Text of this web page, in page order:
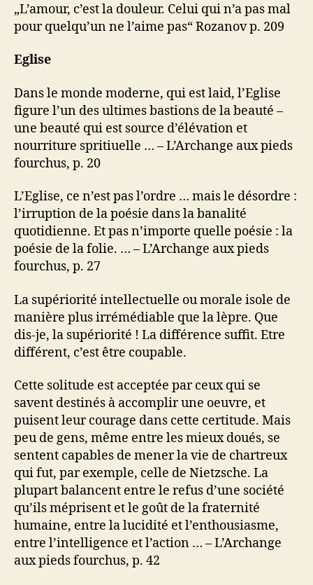
„L’amour, c’est la douleur. Celui qui n’a pas mal
pour quelqu’un ne l’aime pas“ Rozanov p. 209
Eglise
Dans le monde moderne, qui est laid, l’Eglise
figure l’un des ultimes bastions de la beauté –
une beauté qui est source d’élévation et
nourriture spritiuelle … – L’Archange aux pieds
fourchus, p. 20
L’Eglise, ce n’est pas l’ordre … mais le désordre :
l’irruption de la poésie dans la banalité
quotidienne. Et pas n’importe quelle poésie : la
poésie de la folie. … – L’Archange aux pieds
fourchus, p. 27
La supériorité intellectuelle ou morale isole de
manière plus irrémédiable que la lèpre. Que
dis-je, la supériorité ! La différence suffit. Etre
différent, c’est être coupable.
Cette solitude est acceptée par ceux qui se
savent destinés à accomplir une oeuvre, et
puisent leur courage dans cette certitude. Mais
peu de gens, même entre les mieux doués, se
sentent capables de mener la vie de chartreux
qui fut, par exemple, celle de Nietzsche. La
plupart balancent entre le refus d’une société
qu’ils méprisent et le goût de la fraternité
humaine, entre la lucidité et l’enthousiasme,
entre l’intelligence et l’action … – L’Archange
aux pieds fourchus, p. 42